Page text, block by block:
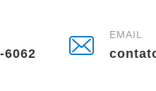
6062
EMAIL